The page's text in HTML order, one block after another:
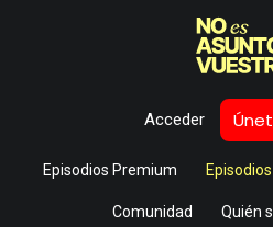
Acceder
Episodios Premium
Comunidad Quién